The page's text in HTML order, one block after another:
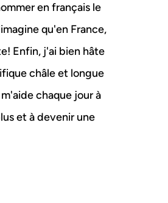
en français le
qu'en France,
Enfin, j'ai bien hâte
châle et longue
chaque jour à
et à devenir une